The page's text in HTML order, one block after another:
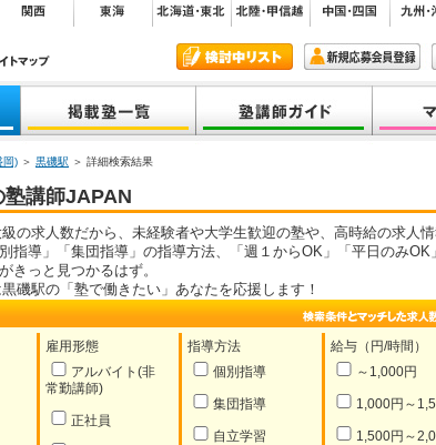
岡) ＞ 黒磯駅 ＞ 詳細検索結果
塾講師JAPAN
求人数だから、未経験者や大学生歓迎の塾や、高時給の求人情
導」「集団指導」の指導方法、「週１からOK」「平日のみOK
きっと見つかるはず。
磯駅の「塾で働きたい」あなたを応援します！
雇用形態
アルバイト(非
常勤講師)
正社員
指導方法
個別指導
集団指導
自立学習
給与（円/時間）
～1,000円
1,000円～
1,500円～